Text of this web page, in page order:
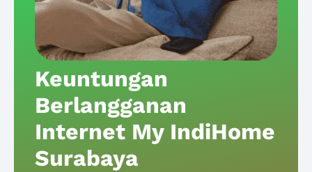
Keuntungan
Berlangganan
Internet My IndiHome
Surabaya